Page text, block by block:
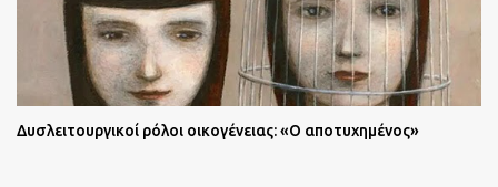
Δυσλειτουργικοί ρόλοι οικογένειας: «Ο αποτυχημένος»